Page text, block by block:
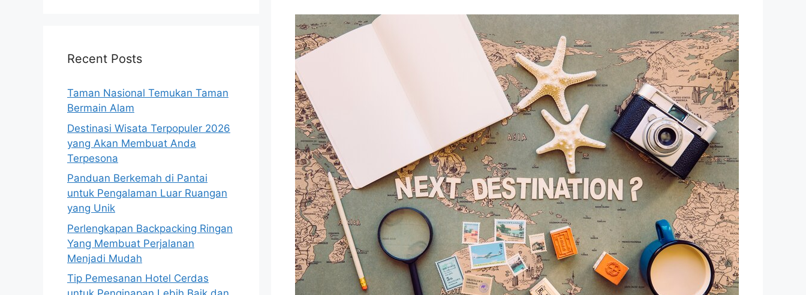
Recent Posts
Taman Nasional Temukan Taman
Bermain Alam
Destinasi Wisata Terpopuler 2026
yang Akan Membuat Anda
Terpesona
Panduan Berkemah di Pantai
untuk Pengalaman Luar Ruangan
yang Unik
Perlengkapan Backpacking Ringan
Yang Membuat Perjalanan
Menjadi Mudah
Tip Pemesanan Hotel Cerdas